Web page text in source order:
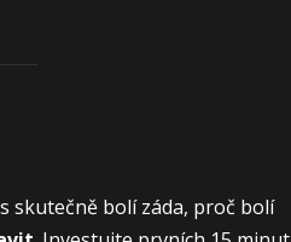
skutečně bolí záda, proč bolí